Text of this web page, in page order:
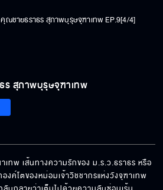
คุณชายธราธร สุภาพบุรุษจุฑาเทพ EP.9[4/4]
ร สุภาพบุรุษจุฑาเทพ
ทพ เส้นทางความรักของ ม.ร.ว.ธราธร หรือ
ค์โตของหม่อมเจ้าวิชชากรแห่งวังจุฑาเทพ